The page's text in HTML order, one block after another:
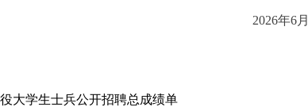
年6月30
大学生士兵公开招聘总成绩单